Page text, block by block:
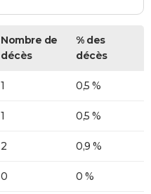
Nombre de
décès
% des
décès
1 0,5 %
1 0,5 %
2 0,9 %
0 0 %